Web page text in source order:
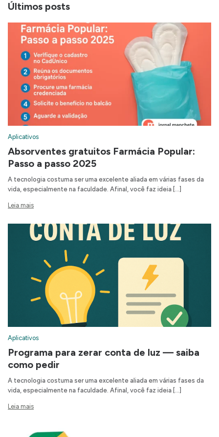
Últimos posts
Aplicativos
Absorventes gratuitos Farmácia Popular:
Passo a passo 2025
A tecnologia costuma ser uma excelente aliada em várias fases da
vida, especialmente na faculdade. Afinal, você faz ideia […]
Leia mais
Aplicativos
Programa para zerar conta de luz — saiba
como pedir
A tecnologia costuma ser uma excelente aliada em várias fases da
vida, especialmente na faculdade. Afinal, você faz ideia […]
Leia mais